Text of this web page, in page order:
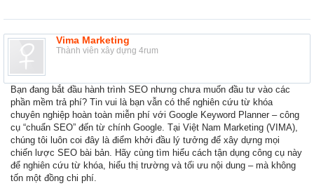
Vima Marketing
Thành viên xây dựng 4rum
Bạn đang bắt đầu hành trình SEO nhưng chưa muốn đầu tư vào các
phần mềm trả phí? Tin vui là bạn vẫn có thể nghiên cứu từ khóa
chuyên nghiệp hoàn toàn miễn phí với Google Keyword Planner – công
cụ “chuẩn SEO” đến từ chính Google. Tại Việt Nam Marketing (VIMA),
chúng tôi luôn coi đây là điểm khởi đầu lý tưởng để xây dựng mọi
chiến lược SEO bài bản. Hãy cùng tìm hiểu cách tận dụng công cụ này
để nghiên cứu từ khóa, hiểu thị trường và tối ưu nội dung – mà không
tốn một đồng chi phí.